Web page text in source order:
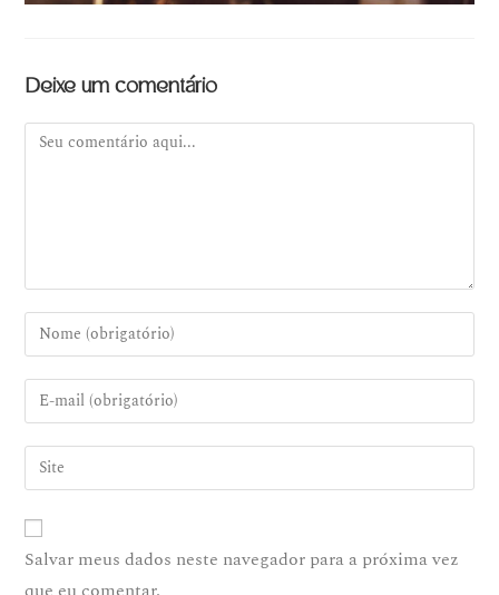
Deixe um comentário
Salvar meus dados neste navegador para a próxima vez